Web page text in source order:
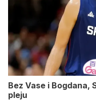
Bez Vase i Bogdana,
pleju